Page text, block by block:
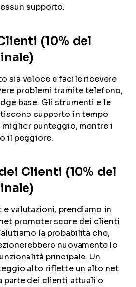
supporto.
(10% del
sia veloce e facile ricevere
problemi tramite telefono,
base. Gli strumenti e le
supporto in tempo
punteggio, mentre i
il peggiore.
Clienti (10% del
valutazioni, prendiamo in
promoter score dei clienti
la probabilità che,
nuovamente lo
principale. Un
alto riflette un alto net
parte dei clienti attuali o